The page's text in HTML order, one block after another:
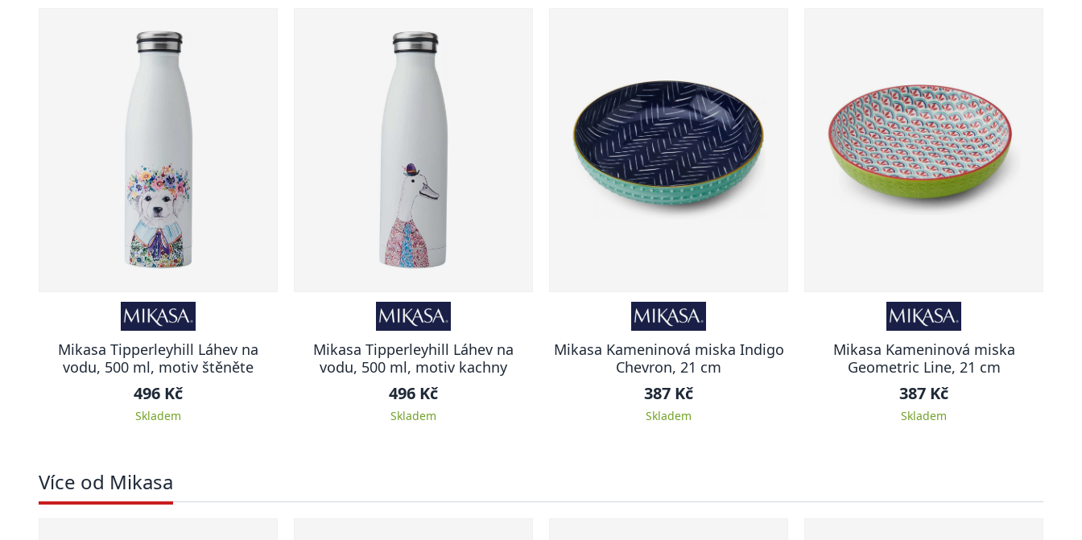
Mikasa Tipperleyhill Láhev na
vodu, 500 ml, motiv štěněte
496 Kč
Skladem
Mikasa Tipperleyhill Láhev na
vodu, 500 ml, motiv kachny
496 Kč
Skladem
Mikasa Kameninová miska Indigo
Chevron, 21 cm
387 Kč
Skladem
Mikasa Kameninová miska
Geometric Line, 21 cm
387 Kč
Skladem
Více od Mikasa